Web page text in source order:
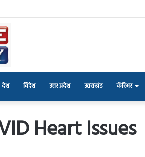
देश विदेश उत्तर प्रदेश उत्तराखंड कॅरिअर
Heart Issues